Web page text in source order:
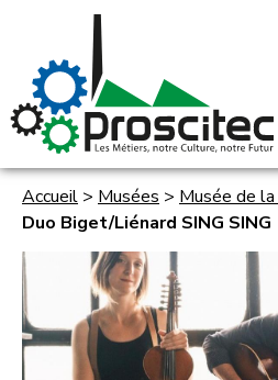
Accueil > Musées > Musée de
Duo Biget/Liénard SING SING